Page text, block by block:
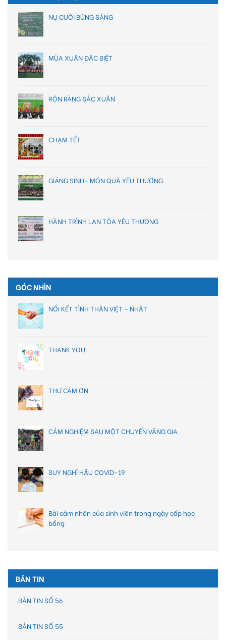
NỤ CƯỜI BỪNG SÁNG
MÙA XUÂN ĐẶC BIỆT
RỘN RÀNG SẮC XUÂN
CHẠM TẾT
GIÁNG SINH- MÓN QUÀ YÊU THƯƠNG
HÀNH TRÌNH LAN TỎA YÊU THƯƠNG
GÓC NHÌN
NỐI KẾT TÌNH THÂN VIỆT – NHẬT
THANK YOU
THƯ CÁM ƠN
CẢM NGHIỆM SAU MỘT CHUYẾN VÃNG GIA
SUY NGHĨ HẬU COVID-19
Bài cảm nhận của sinh viên trong ngày cấp học
bổng
BẢN TIN
BẢN TIN SỐ 56
BẢN TIN SỐ 55